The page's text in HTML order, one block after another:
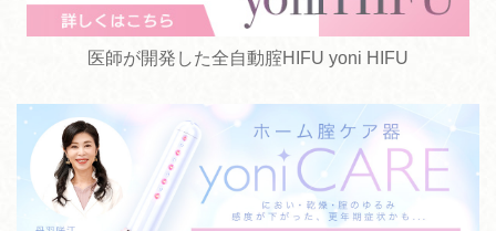
医師が開発した全自動腟HIFU yoni HIFU